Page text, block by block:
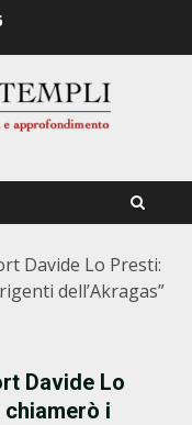
Davide Lo Presti:
dell’Akragas”
Davide Lo
i